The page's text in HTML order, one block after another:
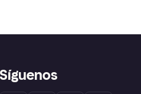
Síguenos